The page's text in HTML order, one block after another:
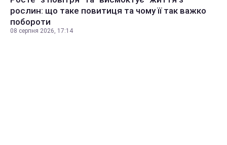
рослин: що таке повитиця та чому її так важко
побороти
08 серпня 2026, 17:14